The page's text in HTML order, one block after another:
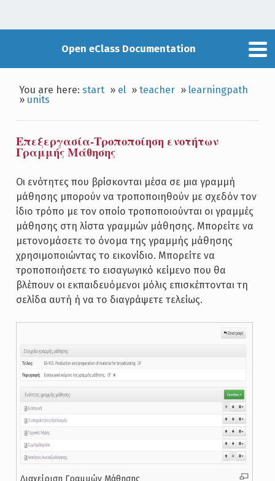
Open eClass Documentation
You are here:start » el »teacher » learningpath
» units
Επεξεργασία-Τροποποίηση ενοτήτων
Γραμμής Μάθησης
Οι ενότητες που βρίσκονται μέσα σε μια γραμμή
μάθησης μπορούν να τροποποιηθούν με σχεδόν τον
ίδιο τρόπο με τον οποίο τροποποιούνται οι γραμμές
μάθησης στη λίστα γραμμών μάθησης. Μπορείτε να
μετονομάσετε το όνομα της γραμμής μάθησης
χρησιμοποιώντας το εικονίδιο. Μπορείτε να
τροποποιήσετε το εισαγωγικό κείμενο που θα
βλέπουν οι εκπαιδευόμενοι μόλις επισκέπτονται τη
σελίδα αυτή ή να το διαγράψετε τελείως.
Διαχείριση Γραμμών Μάθησης